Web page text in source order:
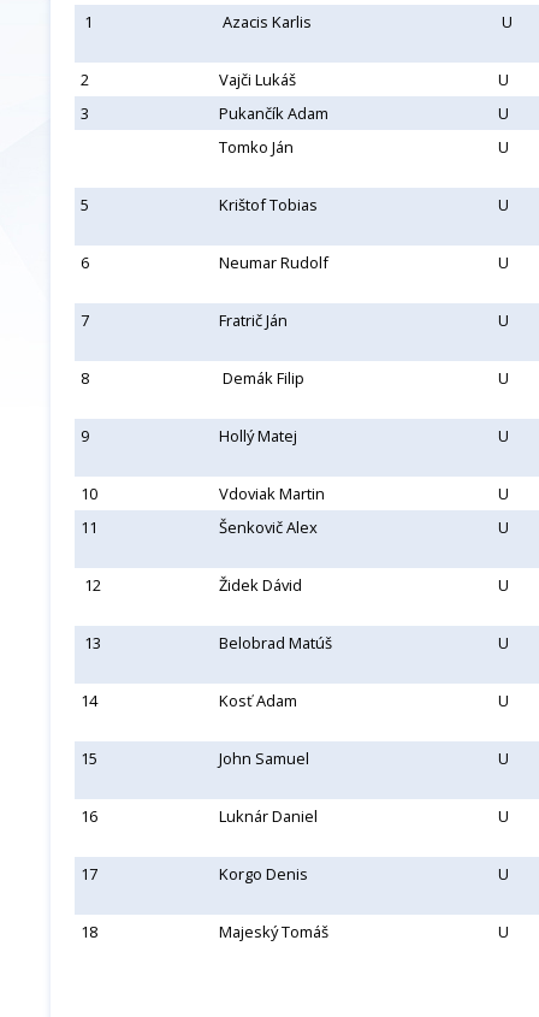
1
Azacis Karlis U
2 Vajči Lukáš
U
3
Pukančík Adam
U
Tomko Ján
U
5 Krištof Tobias U
6 Neumar Rudolf U
7 Fratrič Ján U
8 Demák Filip U
9 Hollý Matej U
10 Vdoviak Martin
U
11
Šenkovič Alex U
12 Židek Dávid U
13 Belobrad Matúš U
14 Kosť Adam U
15 John Samuel U
16 Luknár Daniel U
17 Korgo Denis U
18 Majeský Tomáš U